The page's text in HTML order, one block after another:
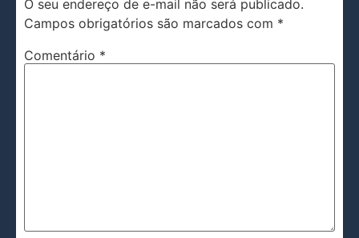
O seu endereço de e-mail não será publicado.
Campos obrigatórios são marcados com *
Comentário *